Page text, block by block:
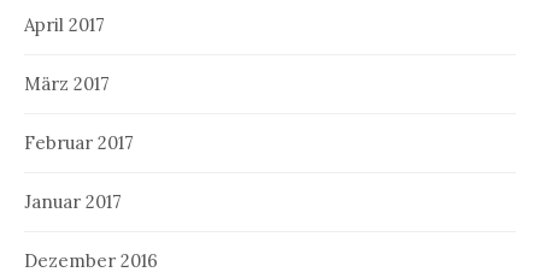
April 2017
März 2017
Februar 2017
Januar 2017
Dezember 2016